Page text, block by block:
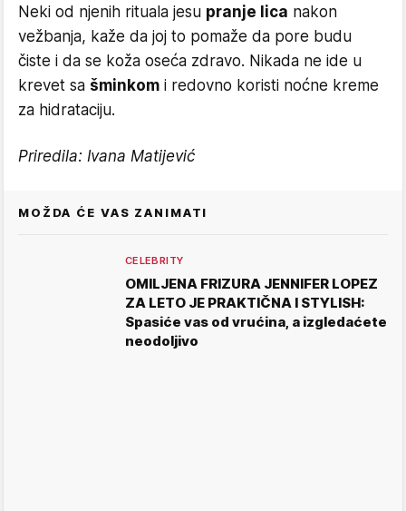
Neki od njenih rituala jesu pranje lica nakon
vežbanja, kaže da joj to pomaže da pore budu
čiste i da se koža oseća zdravo. Nikada ne ide u
krevet sa šminkom i redovno koristi noćne kreme
za hidrataciju.
Priredila: Ivana Matijević
MOŽDA ĆE VAS ZANIMATI
CELEBRITY
OMILJENA FRIZURA JENNIFER LOPEZ
ZA LETO JE PRAKTIČNA I STYLISH:
Spasiće vas od vrućina, a izgledaćete
neodoljivo